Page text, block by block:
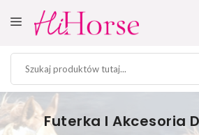
Futerka I Akcesoria